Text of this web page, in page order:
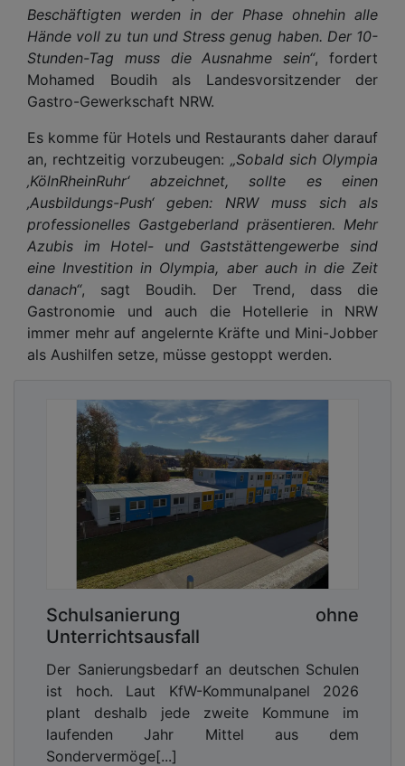
Beschäftigten werden in der Phase ohnehin alle
Hände voll zu tun und Stress genug haben. Der 10-
Stunden-Tag muss die Ausnahme sein“, fordert
Mohamed Boudih als Landesvorsitzender der
Gastro-Gewerkschaft NRW.
Es komme für Hotels und Restaurants daher darauf
an, rechtzeitig vorzubeugen: „Sobald sich Olympia
‚KölnRheinRuhr‘ abzeichnet, sollte es einen
‚Ausbildungs-Push‘ geben: NRW muss sich als
professionelles Gastgeberland präsentieren. Mehr
Azubis im Hotel- und Gaststättengewerbe sind
eine Investition in Olympia, aber auch in die Zeit
danach“, sagt Boudih. Der Trend, dass die
Gastronomie und auch die Hotellerie in NRW
immer mehr auf angelernte Kräfte und Mini-Jobber
als Aushilfen setze, müsse gestoppt werden.
Schulsanierung ohne
Unterrichtsausfall
Der Sanierungsbedarf an deutschen Schulen
ist hoch. Laut KfW-Kommunalpanel 2026
plant deshalb jede zweite Kommune im
laufenden Jahr Mittel aus dem
Sondervermöge[...]